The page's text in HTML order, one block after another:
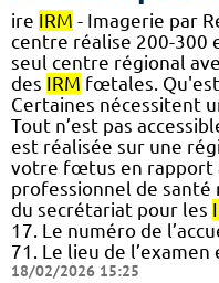
ire IRM - Imagerie par
centre réalise 200-300
seul centre régional
des IRM fœtales.
Certaines nécessitent
Tout n’est pas
est réalisée sur une
votre fœtus en rapport
professionnel de santé
du secrétariat pour les
17. Le numéro de
71. Le lieu de l’examen
18/02/2026 15:25